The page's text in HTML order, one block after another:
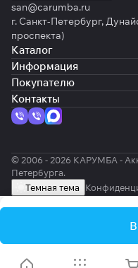
san@carumba.ru
г. Санкт-Петербург,
проспекта)
Каталог
Информация
Покупателю
Контакты
© 2006 - 2026 КАРУМБА -
Петербурга.
Темная тема